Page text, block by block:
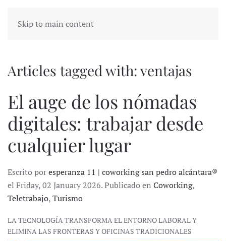
Skip to main content
Articles tagged with: ventajas
El auge de los nómadas
digitales: trabajar desde
cualquier lugar
Escrito poresperanza 11 | coworking san pedro alcántara®
el Friday, 02 January 2026. Publicado en Coworking,
Teletrabajo,Turismo
LA TECNOLOGÍA TRANSFORMA EL ENTORNO LABORAL Y
ELIMINA LAS FRONTERAS Y OFICINAS TRADICIONALES